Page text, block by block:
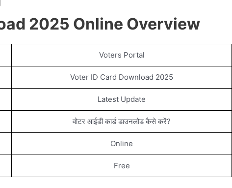
2025 Online Overview
Voters Portal
Voter ID Card Download 2025
Latest Update
वोटर आईडी कार्ड डाउनलोड कैसे करें?
Online
Free